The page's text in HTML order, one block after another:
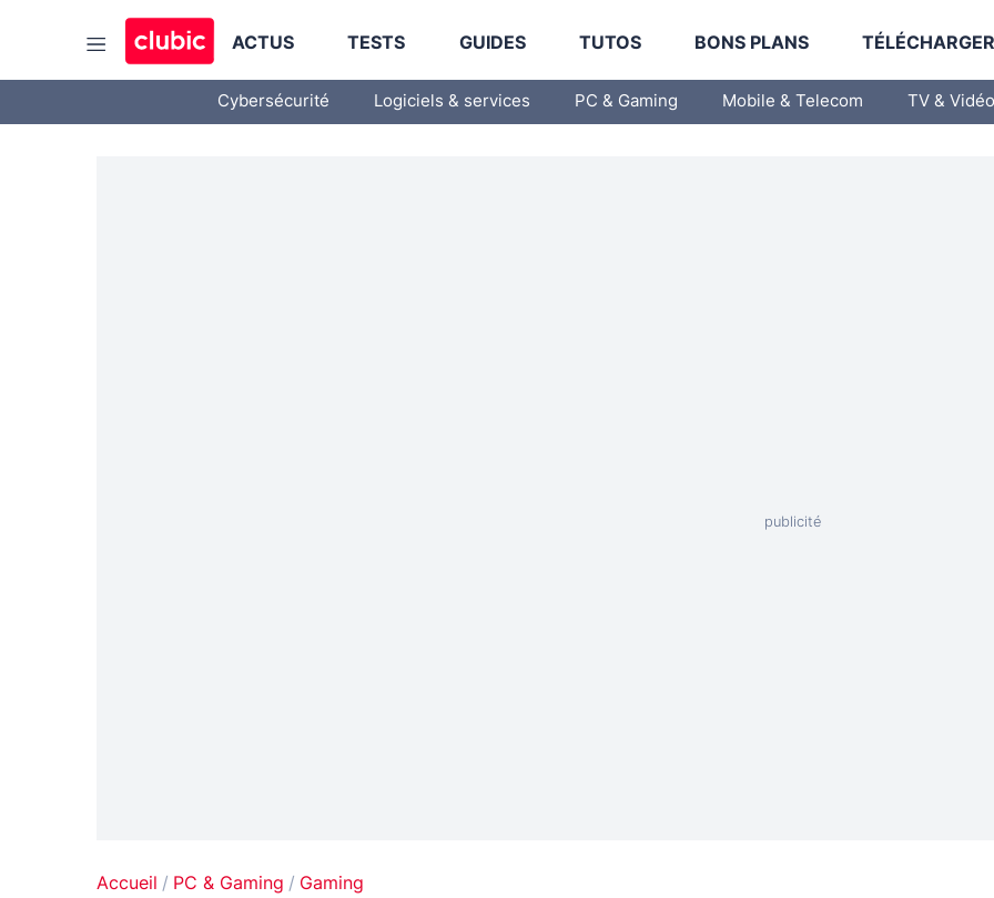
ACTUS TESTS GUIDES TUTOS BONS PLANS
Cybersécurité Logiciels & services PC & Gaming Mobile & Telecom TV & Vidéo
Accueil PC & Gaming Gaming